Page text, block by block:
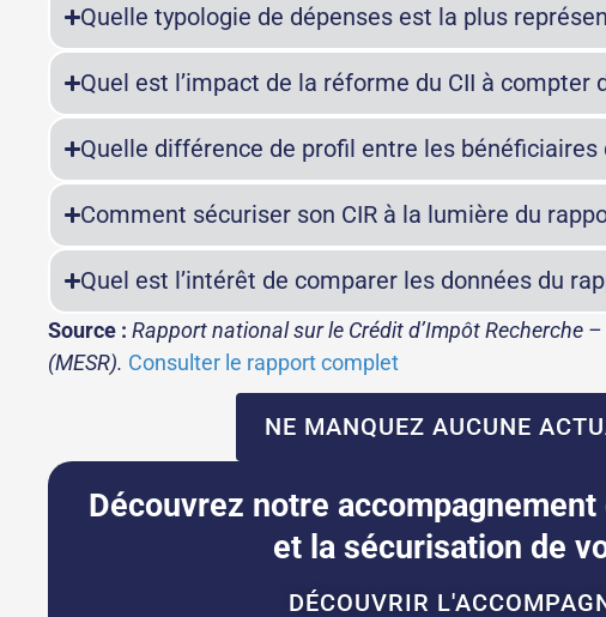
Quelle typologie de dépenses est la plus
Quel est l’impact de la réforme du CII à compter
Quelle différence de profil entre les bénéficiaires
Comment sécuriser son CIR à la lumière du
Quel est l’intérêt de comparer les données du
Source : Rapport national sur le Crédit d’Impôt Recherche
(MESR). Consulter le rapport complet
NE MANQUEZ AUCUNE
Découvrez notre
et la sécurisation de
DÉCOUVRIR